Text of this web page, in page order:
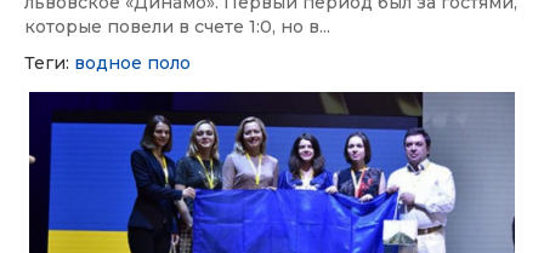
которые повели в счете 1:0, но в...
Теги: водное поло